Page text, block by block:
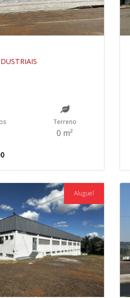
Terreno
0 m²
Aluguel